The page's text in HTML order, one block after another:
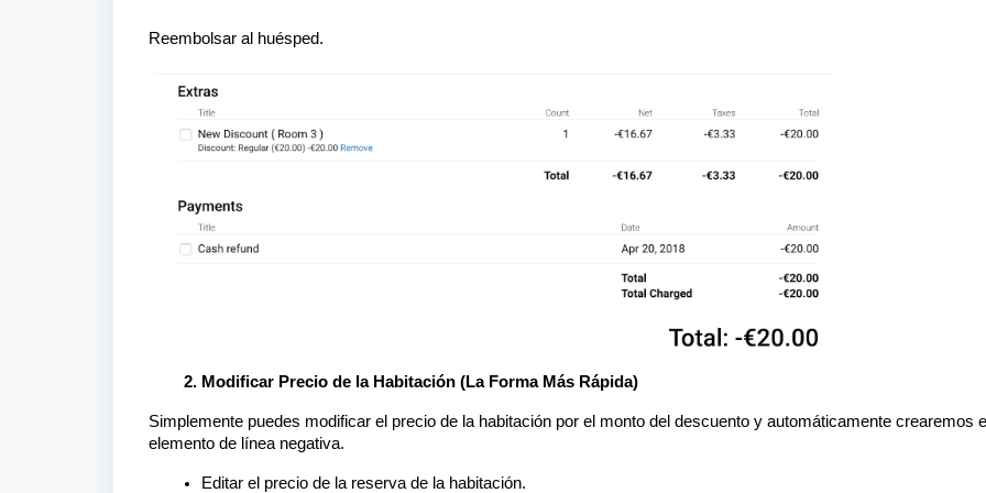
Reembolsar al huésped.
Modificar Precio de la Habitación (La Forma Más Rápida)
Simplemente puedes modificar el precio de la habitación por el monto del descuento y automáticamente crearemos
elemento de línea negativa.
Editar el precio de la reserva de la habitación.